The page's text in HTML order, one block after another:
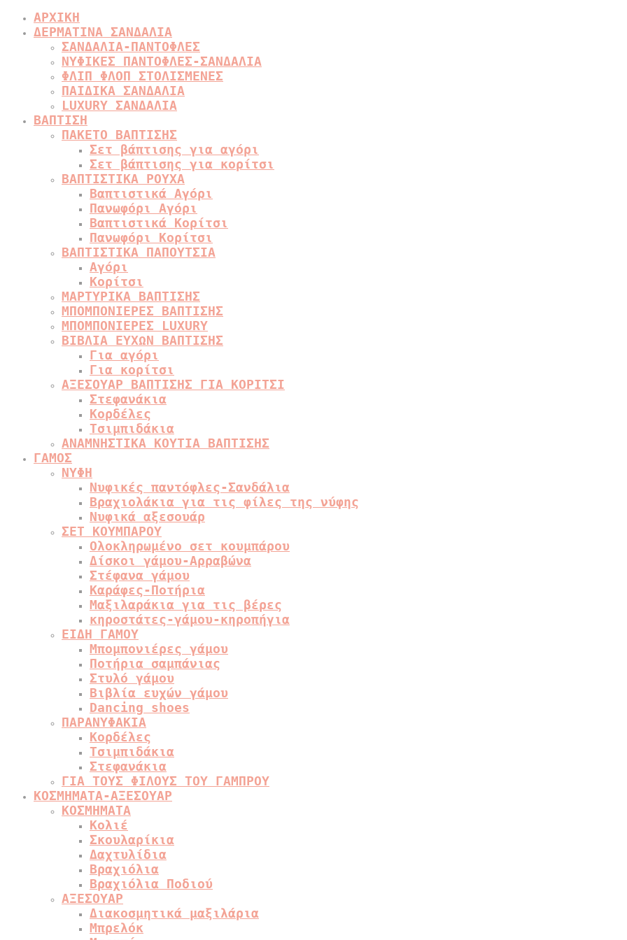
ΑΡΧΙΚΗ
ΔΕΡΜΑΤΙΝΑ ΣΑΝΔΑΛΙΑ
ΣΑΝΔΑΛΙΑ-ΠΑΝΤΟΦΛΕΣ
ΝΥΦΙΚΕΣ ΠΑΝΤΟΦΛΕΣ-ΣΑΝΔΑΛΙΑ
ΦΛΙΠ ΦΛΟΠ ΣΤΟΛΙΣΜΕΝΕΣ
ΠΑΙΔΙΚΑ ΣΑΝΔΑΛΙΑ
LUXURY ΣΑΝΔΑΛΙΑ
ΒΑΠΤΙΣΗ
ΠΑΚΕΤΟ ΒΑΠΤΙΣΗΣ
Σετ βάπτισης για αγόρι
Σετ βάπτισης για κορίτσι
ΒΑΠΤΙΣΤΙΚΑ ΡΟΥΧΑ
Βαπτιστικά Αγόρι
Πανωφόρι Αγόρι
Βαπτιστικά Κορίτσι
Πανωφόρι Κορίτσι
ΒΑΠΤΙΣΤΙΚΑ ΠΑΠΟΥΤΣΙΑ
Αγόρι
Κορίτσι
ΜΑΡΤΥΡΙΚΑ ΒΑΠΤΙΣΗΣ
ΜΠΟΜΠΟΝΙΕΡΕΣ ΒΑΠΤΙΣΗΣ
ΜΠΟΜΠΟΝΙΕΡΕΣ LUXURY
ΒΙΒΛΙΑ ΕΥΧΩΝ ΒΑΠΤΙΣΗΣ
Για αγόρι
Για κορίτσι
ΑΞΕΣΟΥΑΡ ΒΑΠΤΙΣΗΣ ΓΙΑ ΚΟΡΙΤΣΙ
Στεφανάκια
Κορδέλες
Τσιμπιδάκια
ΑΝΑΜΝΗΣΤΙΚΑ ΚΟΥΤΙΑ ΒΑΠΤΙΣΗΣ
ΓΑΜΟΣ
ΝΥΦΗ
Νυφικές παντόφλες-Σανδάλια
Βραχιολάκια για τις φίλες της νύφης
Νυφικά αξεσουάρ
ΣΕΤ ΚΟΥΜΠΑΡΟΥ
Ολοκληρωμένο σετ κουμπάρου
Δίσκοι γάμου-Αρραβώνα
Στέφανα γάμου
Καράφες-Ποτήρια
Μαξιλαράκια για τις βέρες
κηροστάτες-γάμου-κηροπήγια
ΕΙΔΗ ΓΑΜΟΥ
Μπομπονιέρες γάμου
Ποτήρια σαμπάνιας
Στυλό γάμου
Βιβλία ευχών γάμου
Dancing shoes
ΠΑΡΑΝΥΦΑΚΙΑ
Κορδέλες
Τσιμπιδάκια
Στεφανάκια
ΓΙΑ ΤΟΥΣ ΦΙΛΟΥΣ ΤΟΥ ΓΑΜΠΡΟΥ
ΚΟΣΜΗΜΑΤΑ-ΑΞΕΣΟΥΑΡ
ΚΟΣΜΗΜΑΤΑ
Κολιέ
Σκουλαρίκια
Δαχτυλίδια
Βραχιόλια
Βραχιόλια Ποδιού
ΑΞΕΣΟΥΑΡ
Διακοσμητικά μαξιλάρια
Μπρελόκ